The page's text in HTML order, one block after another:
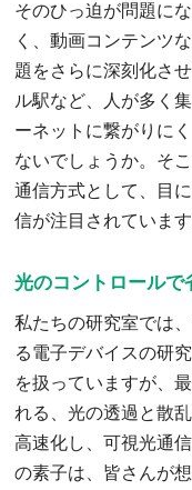
そのひっ迫が問題に
く、動画コンテンツ
題をさらに深刻化さ
ル駅など、人が多く
ーネットに繋がりに
ないでしょうか。そ
通信方式として、目
信が注目されています
光のコントロールで
私たちの研究室では
る電子デバイスの研
を扱っていますが、
れる、光の透過と散
高速化し、可視光通
の素子は、皆さんが